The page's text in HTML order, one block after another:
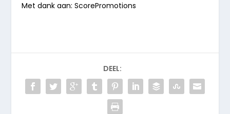
Met dank aan: ScorePromotions
DEEL: